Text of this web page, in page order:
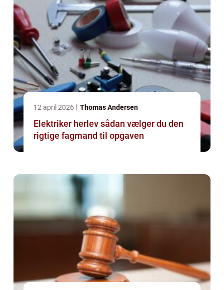
12 april 2026 Thomas Andersen
Elektriker herlev sådan vælger du den
rigtige fagmand til opgaven